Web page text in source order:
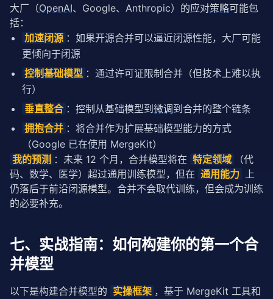
大厂（OpenAI、Google、Anthropic）的应对策略可能包
括：
加速闭源 ：如果开源合并可以逼近闭源性能，大厂可能
更倾向于闭源
控制基础模型 ：通过许可证限制合并（但技术上难以执
行）
垂直整合 ：控制从基础模型到 微调到合并的整个链条
拥抱合并 ：将合并作为扩展基础模型能力的方式
（Google 已在使用 MergeKit）
我的预测 ：未来 12 个月，合并模型将在 特定领域
（代
码、数学、医学）超过通用训练模型，但在 通用能力 上
仍落后于前沿闭源模型。合并不会取代训练，但会成为训练
的必要补充。
七、实战指南：如何构建你的第一个合
并模型
以下是构建合并模型的 实操框架 ，基于 MergeKit 工具和